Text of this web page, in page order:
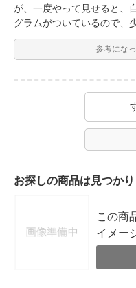
が、一度やって見せると、
グラムがついているので、
参考にな
お探しの商品は見つか
この商
イメー